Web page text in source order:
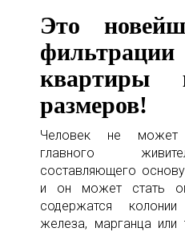
Это
квартиры
размеров!
Человек не может
главного
составляющего
и он может стать
содержатся
железа, марганца или